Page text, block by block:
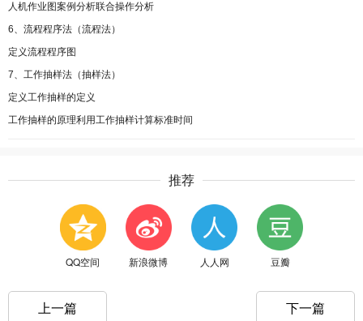
人机作业图案例分析联合操作分析
6、流程程序法（流程法）
定义流程程序图
7、工作抽样法（抽样法）
定义工作抽样的定义
工作抽样的原理利用工作抽样计算标准时间
推荐
QQ空间 新浪微博 人人网 豆瓣
上一篇 下一篇